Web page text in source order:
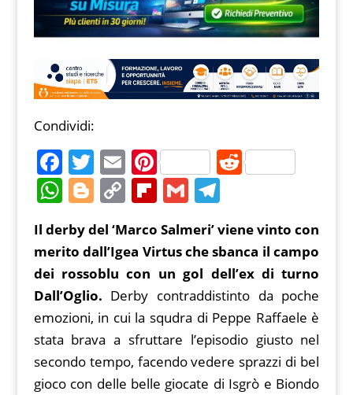
Condividi:
F
a
c
e
b
o
o
k
T
w
itt
er
E
m
ai
l
Pi
nt
er
e
st
R
di
t
W
at
s
A
p
p
Bl
g
g
er
C
p
y
Li
n
k
Fl
b
o
ar
d
G
ai
l
T
e
gr
a
m
Il derby del ‘Marco Salmeri’ viene vinto con
merito dall’Igea Virtus che sbanca il campo
dei rossoblu con un gol dell’ex di turno
Dall’Oglio. Derby contraddistinto da poche
emozioni, in cui la squdra di Peppe Raffaele è
stata brava a sfruttare l’episodio giusto nel
secondo tempo, facendo vedere sprazzi di bel
gioco con delle belle giocate di Isgrò e Biondo